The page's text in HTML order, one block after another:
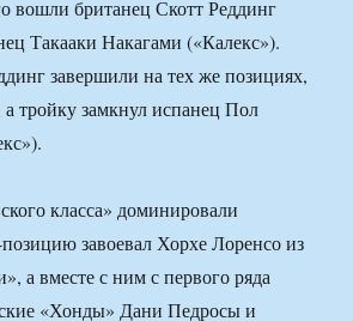
вошли британец Скотт Реддинг
Такааки Накагами («Калекс»).
завершили на тех же позициях,
а тройку замкнул испанец Пол
класса» доминировали
завоевал Хорхе Лоренсо из
а вместе с ним с первого ряда
«Хонды» Дани Педросы и